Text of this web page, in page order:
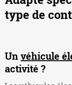
type de
Unvéhicule
activité ?